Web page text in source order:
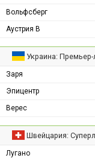
Вольфсберг
Аустрия В
Украина: Премьер-
Заря
Эпицентр
Верес
Швейцария:
Лугано